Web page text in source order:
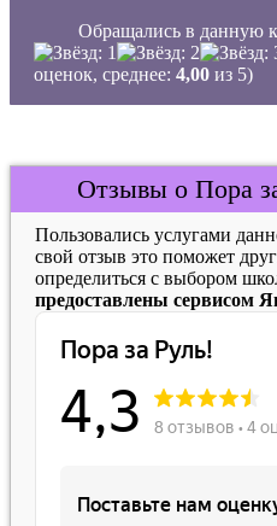
Обращались в данную
оценок, среднее: 4,00 из 5)
Отзывы о Пора
Пользовались услугами
свой отзыв это поможет
определиться с выбором
предоставлены сервисом